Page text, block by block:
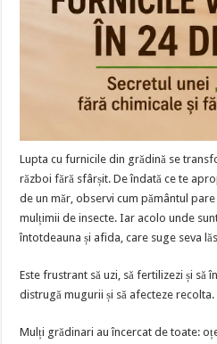
Lupta cu furnicile din grădină se
război fără sfârșit. De îndată ce te
de un măr, observi cum pământul
mulțimii de insecte. Iar acolo unde
întotdeauna și afida, care suge seva
Este frustrant să uzi, să fertilizezi și să
distrugă mugurii și să afecteze recolta.
Mulți grădinari au încercat de toate: